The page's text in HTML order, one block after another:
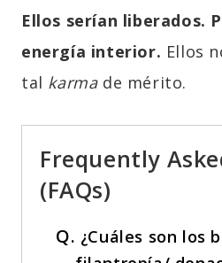
Ellos serían liberados.
energía interior. Ellos
tal karmade mérito.
Frequently
(FAQs)
Q. ¿Cuáles son los